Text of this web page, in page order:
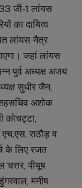
जी-1 लांयस
का दायित्व
लांयस नैत्र
जहां लांयस
पुर्व अध्यक्ष अजय
सुधीर जैन,
सहसचिव अशोक
कोचट्टा,
राठौड़ व
के लिए रजत
चत्तर, पीयूष
मनीष